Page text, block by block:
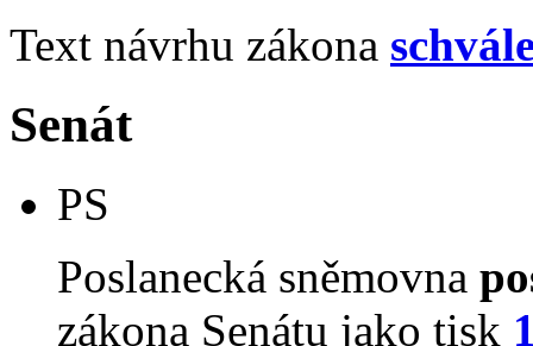
Text návrhu zákona
Senát
PS
Poslanecká sněmovna
zákona Senátu jako tisk